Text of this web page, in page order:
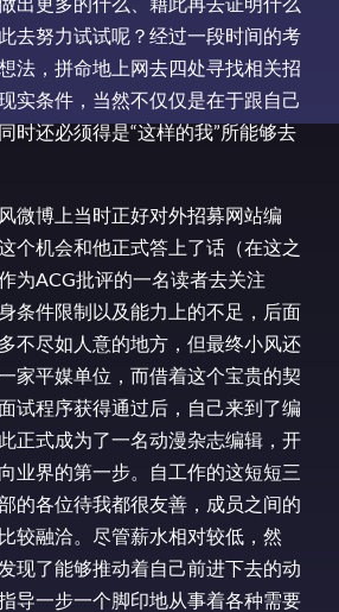
去努力试试呢？经过一段时间的考
法，拼命地上网去四处寻找相关招
实条件，当然不仅仅是在于跟自己
时还必须得是“这样的我”所能够去
微博上当时正好对外招募网站编
个机会和他正式答上了话（在这之
为ACG批评的一名读者去关注
条件限制以及能力上的不足，后面
不尽如人意的地方，但最终小风还
家平媒单位，而借着这个宝贵的契
试程序获得通过后，自己来到了编
正式成为了一名动漫杂志编辑，开
业界的第一步。自工作的这短短三
的各位待我都很友善，成员之间的
较融洽。尽管薪水相对较低，然
现了能够推动着自己前进下去的动
导一步一个脚印地从事着各种需要